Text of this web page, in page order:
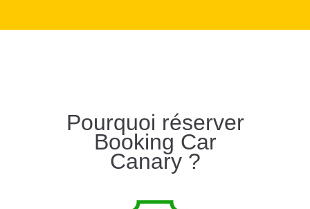
Pourquoi réserver
Booking Car
Canary ?